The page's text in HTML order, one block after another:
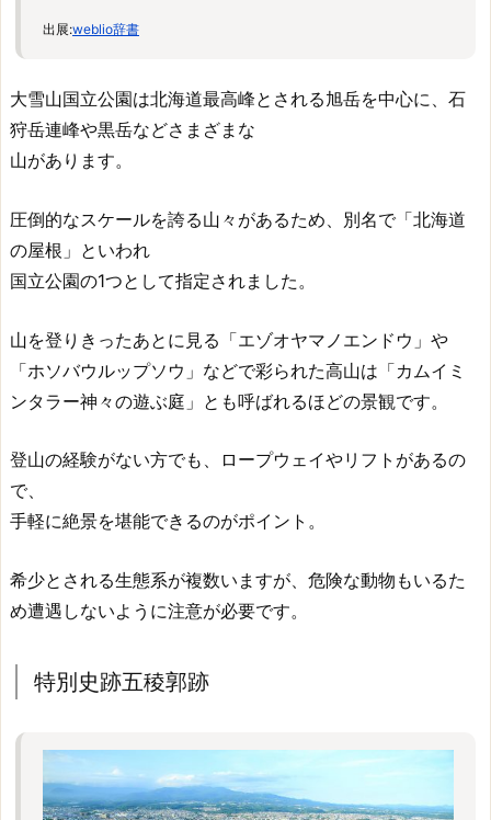
出展:weblio辞書
大雪山国立公園は北海道最高峰とされる旭岳を中心に、石
狩岳連峰や黒岳などさまざまな
山があります。
圧倒的なスケールを誇る山々があるため、別名で「北海道
の屋根」といわれ
国立公園の1つとして指定されました。
山を登りきったあとに見る「エゾオヤマノエンドウ」や
「ホソバウルップソウ」などで彩られた高山は「カムイミ
ンタラー神々の遊ぶ庭」とも呼ばれるほどの景観です。
登山の経験がない方でも、ロープウェイやリフトがあるの
で、
手軽に絶景を堪能できるのがポイント。
希少とされる生態系が複数いますが、危険な動物もいるた
め遭遇しないように注意が必要です。
特別史跡五稜郭跡